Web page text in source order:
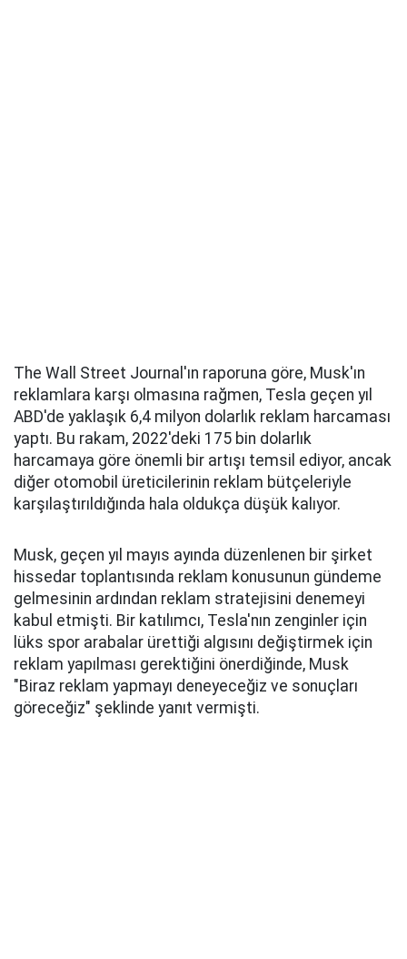
The Wall Street Journal'ın raporuna göre, Musk'ın
reklamlara karşı olmasına rağmen, Tesla geçen yıl
ABD'de yaklaşık 6,4 milyon dolarlık reklam harcaması
yaptı. Bu rakam, 2022'deki 175 bin dolarlık
harcamaya göre önemli bir artışı temsil ediyor, ancak
diğer otomobil üreticilerinin reklam bütçeleriyle
karşılaştırıldığında hala oldukça düşük kalıyor.
Musk, geçen yıl mayıs ayında düzenlenen bir şirket
hissedar toplantısında reklam konusunun gündeme
gelmesinin ardından reklam stratejisini denemeyi
kabul etmişti. Bir katılımcı, Tesla'nın zenginler için
lüks spor arabalar ürettiği algısını değiştirmek için
reklam yapılması gerektiğini önerdiğinde, Musk
"Biraz reklam yapmayı deneyeceğiz ve sonuçları
göreceğiz" şeklinde yanıt vermişti.